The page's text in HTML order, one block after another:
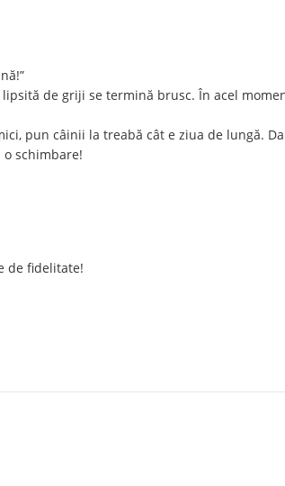
de griji se termină brusc. În acel
pun câinii la treabă cât e ziua de lungă.
schimbare!
de fidelitate!